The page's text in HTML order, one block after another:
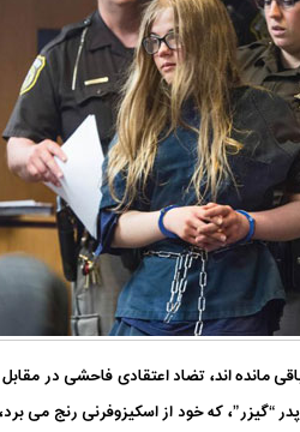
مانده اند، تضاد اعتقادی فاحشی در
“گیزر”، که خود از اسکیزوفرنی رنج